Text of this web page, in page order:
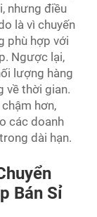
nhưng điều
là vì chuyến
phù hợp với
Ngược lại,
lượng hàng
về thời gian.
hơn,
các doanh
dài hạn.
Bán Sỉ